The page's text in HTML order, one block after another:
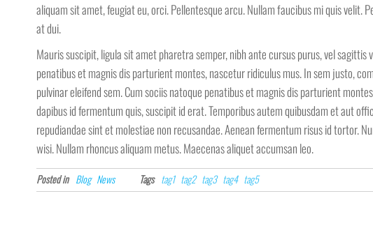
aliquam sit amet, feugiat eu, orci. Pellentesque arcu. Nullam faucibus mi quis
at dui.
Mauris suscipit, ligula sit amet pharetra semper, nibh ante cursus purus, vel
penatibus et magnis dis parturient montes, nascetur ridiculus mus. In sem justo,
pulvinar eleifend sem. Cum sociis natoque penatibus et magnis dis parturient
dapibus id fermentum quis, suscipit id erat. Temporibus autem quibusdam et aut
repudiandae sint et molestiae non recusandae. Aenean fermentum risus id tortor.
wisi. Nullam rhoncus aliquam metus. Maecenas aliquet accumsan leo.
Posted in Blog News Tags tag1 tag2 tag3 tag4 tag5